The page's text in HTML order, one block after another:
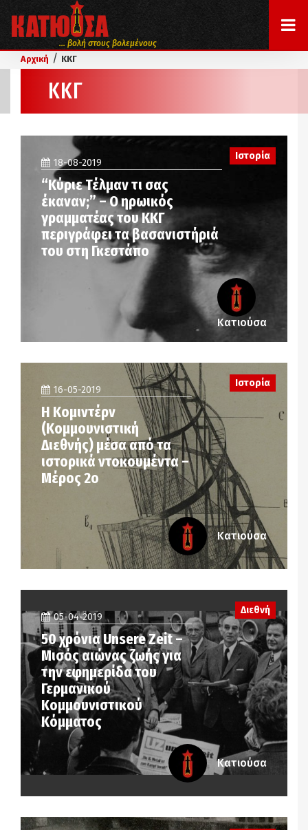
... βολή στους βολεμένους
Αρχική / ΚΚΓ
ΚΚΓ
Ιστορία
18-08-2019
“Κύριε Τέλμαν τι σας
έκαναν;” – Ο ηρωικός
γραμματέας του ΚΚΓ
περιγράφει τα βασανιστήριά
του στη Γκεστάπο
Κατιούσα
16-05-2019
Η Κομιντέρν
(Κομμουνιστική
Διεθνής) μέσα από τα
ιστορικά ντοκουμέντα –
Μέρος 2ο
Ιστορία
Κατιούσα
05-04-2019
50 χρόνια Unsere Zeit –
Μισός αιώνας ζωής για
την εφημερίδα του
Γερμανικού
Κομμουνιστικού
Κόμματος
Διεθνή
Κατιούσα